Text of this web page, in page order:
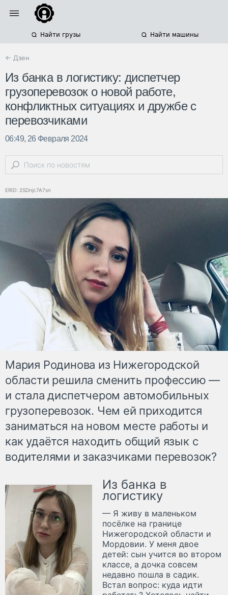
Найти грузы Найти машины
← Дзен
Из банка в логистику: диспетчер
грузоперевозок о новой работе,
конфликтных ситуациях и дружбе с
перевозчиками
06:49, 26 Февраля 2024
ERID: 2SDnjc7A7sn
Мария Родинова из Нижегородской
области решила сменить профессию —
и стала диспетчером автомобильных
грузоперевозок. Чем ей приходится
заниматься на новом месте работы и
как удаётся находить общий язык с
водителями и заказчиками перевозок?
Из банка в
логистику
— Я живу в маленьком
посёлке на границе
Нижегородской области и
Мордовии. У меня двое
детей: сын учится во втором
классе, а дочка совсем
недавно пошла в садик.
Встал вопрос: куда идти